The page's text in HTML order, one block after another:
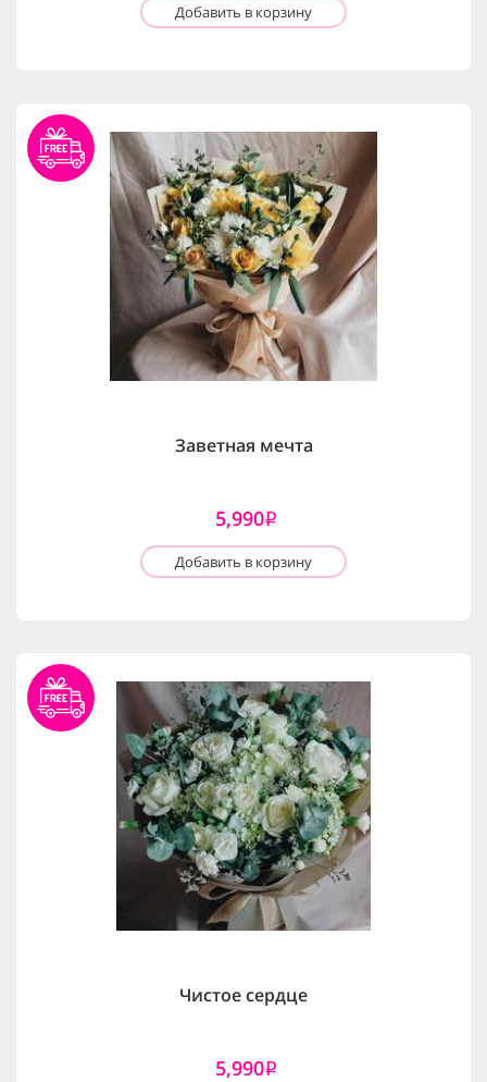
Добавить в корзину
Заветная мечта
5,990i
Добавить в корзину
Чистое сердце
5,990i